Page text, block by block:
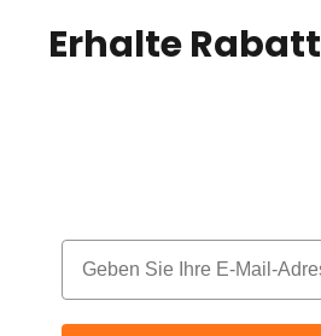
Erhalte Rabatt
Email